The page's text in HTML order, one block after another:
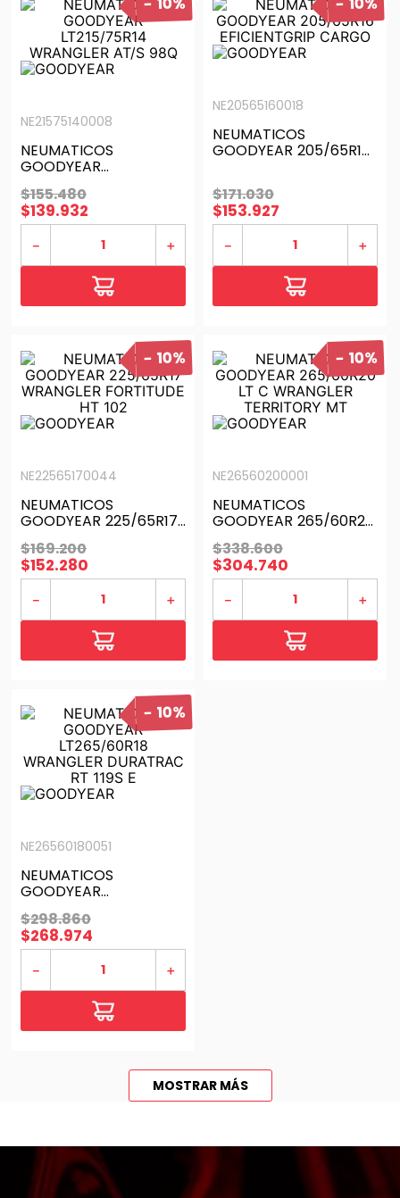
NE21575140008
NEUMATICOS
GOODYEAR
LT215/75R14
WRANGLER AT/S 98Q
$155.480
$139.932
＋
－
NE20565160018
NEUMATICOS
GOODYEAR 205/65R16
$171.030
$153.927
＋
－
10%
NE22565170044
NEUMATICOS
GOODYEAR 225/65R17
WRANGLER FORTITUDE
HT 102
$169.200
$152.280
＋
－
10%
NE26560200001
NEUMATICOS
GOODYEAR 265/60R20
LT C WRANGLER
TERRITORY MT
$338.600
$304.740
＋
－
10%
NE26560180051
NEUMATICOS
GOODYEAR
LT265/60R18
WRANGLER DURATRAC
RT 119S E
$298.860
$268.974
＋
－
MOSTRAR MÁS